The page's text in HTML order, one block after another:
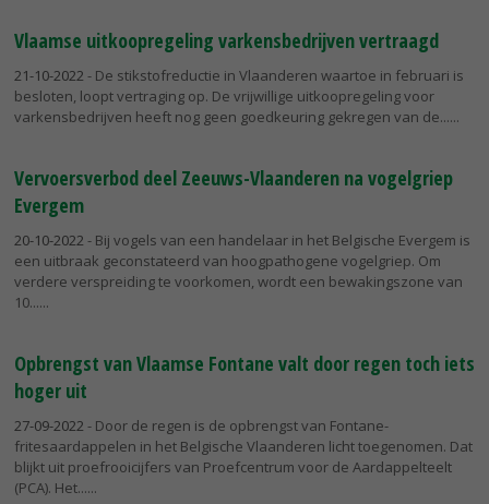
Vlaamse uitkoopregeling varkensbedrijven vertraagd
21-10-2022 - De stikstofreductie in Vlaanderen waartoe in februari is
besloten, loopt vertraging op. De vrijwillige uitkoopregeling voor
varkensbedrijven heeft nog geen goedkeuring gekregen van de...
Vervoersverbod deel Zeeuws-Vlaanderen na vogelgriep
Evergem
20-10-2022 - Bij vogels van een handelaar in het Belgische Evergem is
een uitbraak geconstateerd van hoogpathogene vogelgriep. Om
verdere verspreiding te voorkomen, wordt een bewakingszone van
10...
Opbrengst van Vlaamse Fontane valt door regen toch iets
hoger uit
27-09-2022 - Door de regen is de opbrengst van Fontane-
fritesaardappelen in het Belgische Vlaanderen licht toegenomen. Dat
blijkt uit proefrooicijfers van Proefcentrum voor de Aardappelteelt
(PCA). Het...